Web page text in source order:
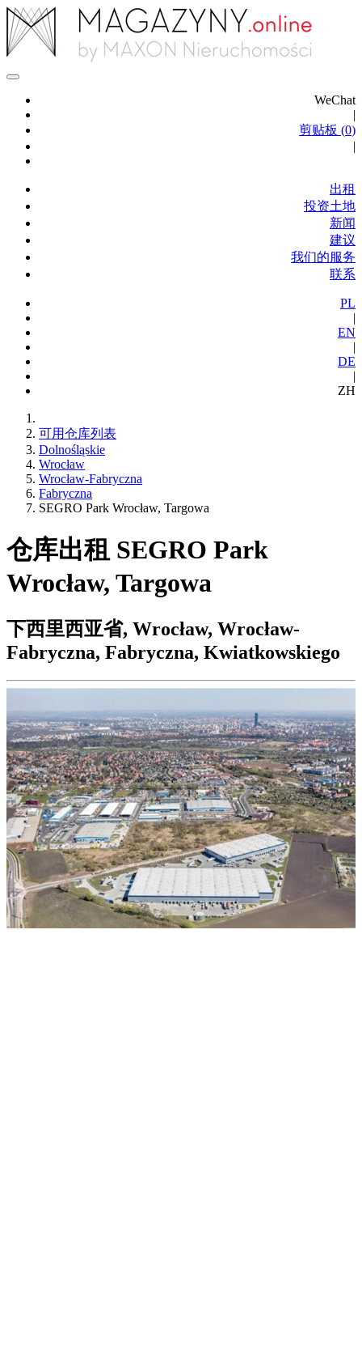
WeChat
|
剪贴板 (0)
|
出租
投资土地
新闻
建议
我们的服务
联系
PL
|
EN
|
DE
|
ZH
可用仓库列表
Dolnośląskie
Wrocław
Wrocław-Fabryczna
Fabryczna
SEGRO Park Wrocław, Targowa
仓库出租 SEGRO Park
Wrocław, Targowa
下西里西亚省, Wrocław, Wrocław-
Fabryczna, Fabryczna, Kwiatkowskiego